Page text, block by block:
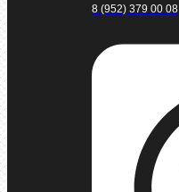
8 (952) 379 00 08